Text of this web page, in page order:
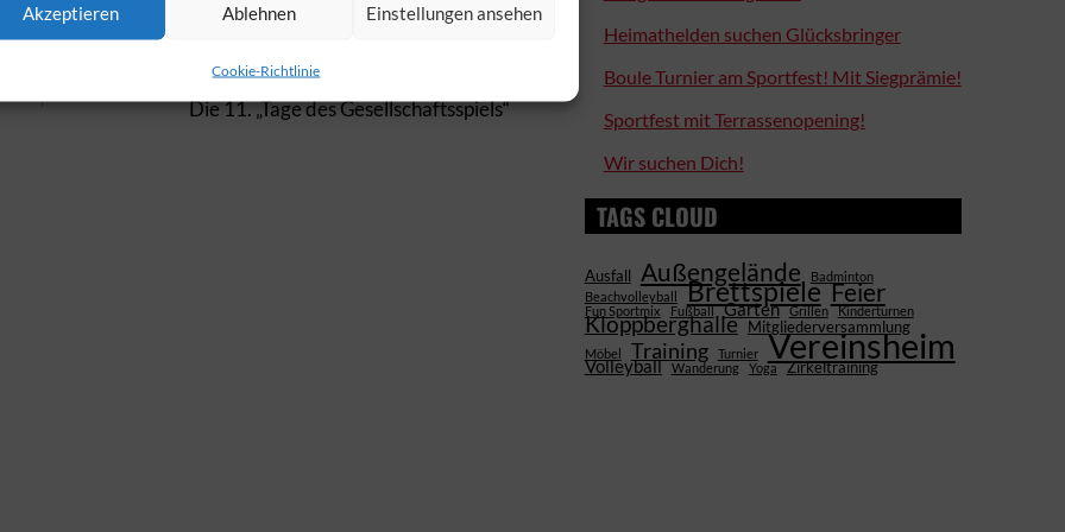
Akzeptieren Ablehnen Einstellungen ansehen
Cookie-Richtlinie
Die 11. „Tage des Gesellschaftsspiels“
Heimathelden suchen Glücksbringer
Boule Turnier am Sportfest! Mit Siegprämie!
Sportfest mit Terrassenopening!
Wir suchen Dich!
TAGS CLOUD
Ausfall Außengelände
Badminton
Beachvolleyball
Brettspiele Feier
Fun Sportmix Fußball Garten Grillen Kinderturnen
Kloppberghalle Mitgliederversammlung
Möbel Training Turnier Vereinsheim
Volleyball Wanderung Yoga Zirkeltraining